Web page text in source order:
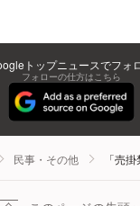
トップニュースでフォ
フォローの仕方はこちら
民事・その他 「売